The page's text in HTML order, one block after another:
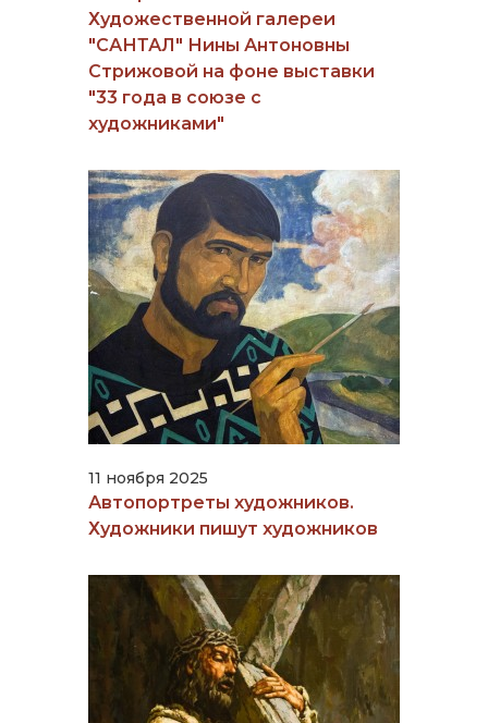
Художественной галереи
"САНТАЛ" Нины Антоновны
Стрижовой на фоне выставки
"33 года в союзе с
художниками"
11 ноября 2025
Автопортреты художников.
Художники пишут художников